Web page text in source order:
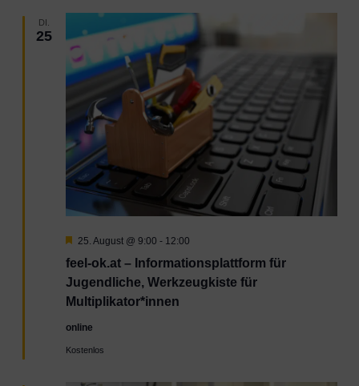
und
DI.
25
feel-ok.at – Informationsplattform für
Jugendliche, Werkzeugkiste für
Multiplikator*innen
Hervorgehoben
25. August @ 9:00 - 12:00
online
Kostenlos